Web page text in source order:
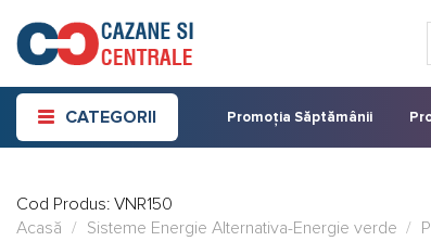
content
CATEGORII Promoția Săptămânii
Cod Produs: VNR150
Acasă
/ Sisteme Energie Alternativa-Energie verde /